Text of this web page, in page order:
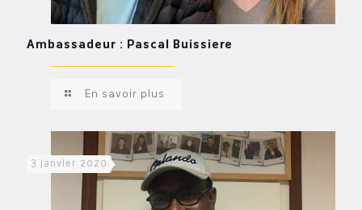
Ambassadeur : Pascal Buissiere
En savoir plus
3 janvier 2020